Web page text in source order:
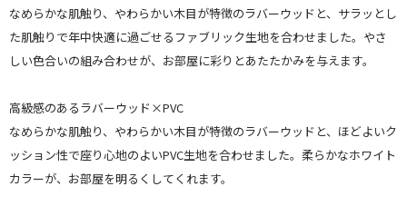
なめらかな肌触り、やわらかい木目が特徴のラバーウッドと、サラッとし
た肌触りで年中快適に過ごせるファブリック生地を合わせました。やさ
しい色合いの組み合わせが、お部屋に彩りとあたたかみを与えます。
高級感のあるラバーウッド×PVC
なめらかな肌触り、やわらかい木目が特徴のラバーウッドと、ほどよいク
ッション性で座り心地のよいPVC生地を合わせました。柔らかなホワイト
カラーが、お部屋を明るくしてくれます。